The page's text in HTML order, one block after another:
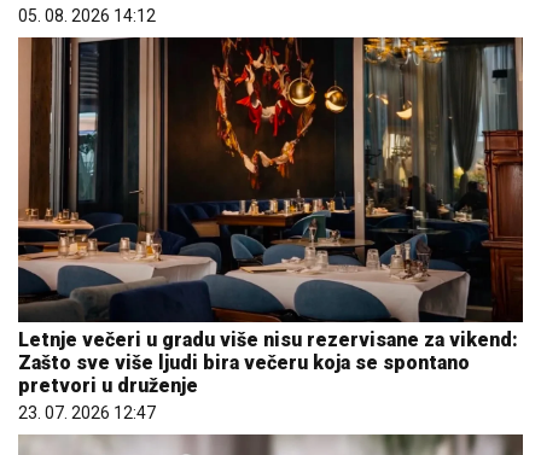
05. 08. 2026 14:12
Letnje večeri u gradu više nisu rezervisane za vikend:
Zašto sve više ljudi bira večeru koja se spontano
pretvori u druženje
23. 07. 2026 12:47